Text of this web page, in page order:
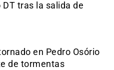
tras la salida de
en Pedro Osório
de tormentas